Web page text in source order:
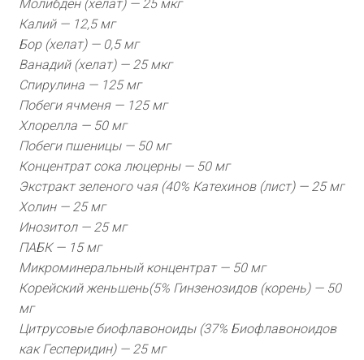
Молибден (хелат) — 25 мкг
Калий — 12,5 мг
Бор (хелат) — 0,5 мг
Ванадий (хелат) — 25 мкг
Спирулина — 125 мг
Побеги ячменя — 125 мг
Хлорелла — 50 мг
Побеги пшеницы — 50 мг
Концентрат сока люцерны — 50 мг
Экстракт зеленого чая (40% Катехинов (лист) — 25 мг
Холин — 25 мг
Инозитол — 25 мг
ПАБК — 15 мг
Микроминеральный концентрат — 50 мг
Корейский женьшень(5% Гинзенозидов (корень) — 50
мг
Цитрусовые биофлавоноиды (37% Биофлавоноидов
как Гесперидин) — 25 мг